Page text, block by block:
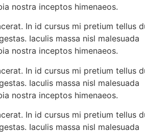
nostra inceptos himenaeos.
In id cursus mi pretium tellus
Iaculis massa nisl malesuada
nostra inceptos himenaeos.
In id cursus mi pretium tellus
Iaculis massa nisl malesuada
nostra inceptos himenaeos.
In id cursus mi pretium tellus
Iaculis massa nisl malesuada